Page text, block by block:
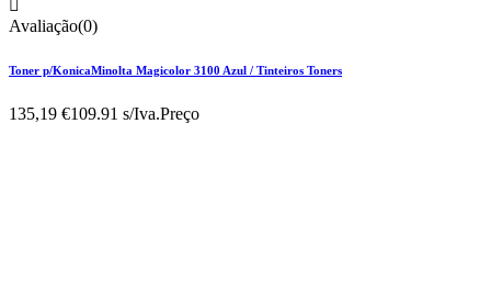

Avaliação(0)
Toner p/KonicaMinolta Magicolor 3100 Azul / Tinteiros Toners
135,19 €109.91 s/Iva.Preço